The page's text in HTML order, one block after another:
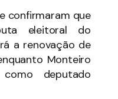
confirmaram que
eleitoral do
a renovação de
Monteiro
deputado